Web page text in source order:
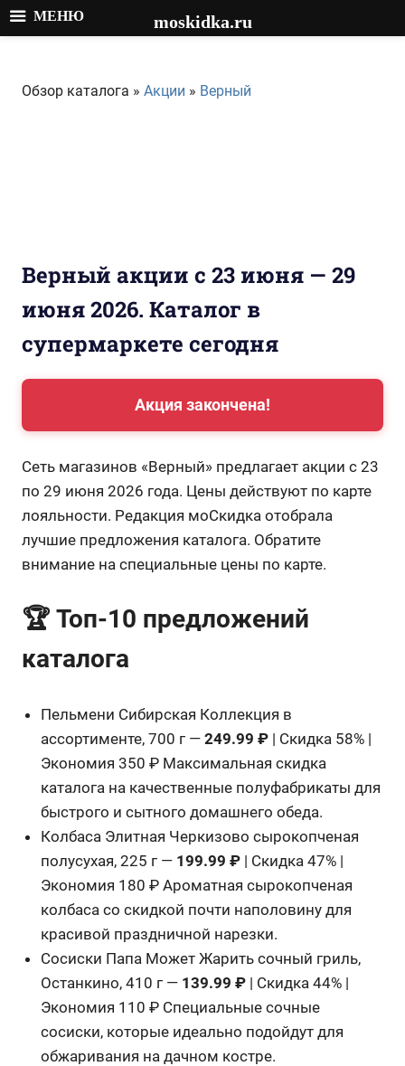
содержимому
Обзор каталога » Акции » Верный
Верный акции с 23 июня — 29
июня 2026. Каталог в
супермаркете сегодня
Акция закончена!
Сеть магазинов «Верный» предлагает акции с 23
по 29 июня 2026 года. Цены действуют по карте
лояльности. Редакция моСкидка отобрала
лучшие предложения каталога. Обратите
внимание на специальные цены по карте.
🏆 Топ-10 предложений
каталога
Пельмени Сибирская Коллекция в
ассортименте, 700 г —249.99 ₽ | Скидка 58% |
Экономия 350 ₽ Максимальная скидка
каталога на качественные полуфабрикаты для
быстрого и сытного домашнего обеда.
Колбаса Элитная Черкизово сырокопченая
полусухая, 225 г — 199.99 ₽ | Скидка 47% |
Экономия 180 ₽ Ароматная сырокопченая
колбаса со скидкой почти наполовину для
красивой праздничной нарезки.
Сосиски Папа Может Жарить сочный гриль,
Останкино, 410 г — 139.99 ₽ | Скидка 44% |
Экономия 110 ₽ Специальные сочные
сосиски, которые идеально подойдут для
обжаривания на дачном костре.
МЕНЮ moskidka.ru